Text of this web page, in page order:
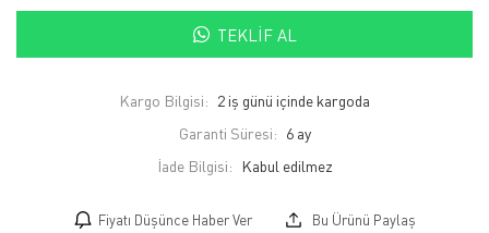
TEKLIF AL
Kargo Bilgisi: 2 iş günü içinde kargoda
Garanti Süresi: 6 ay
İade Bilgisi:
Fiyatı Düşünce Haber Ver Bu Ürünü Paylaş